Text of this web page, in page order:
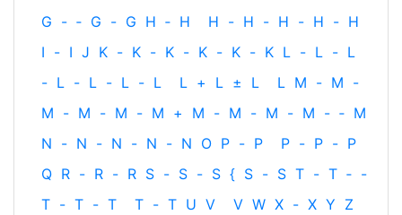
G - ‐ G - G H ‐ H H - H - H - H - H
I - I J K - K - K - K - K - K L - L - L
- L - L - L - L L + L ± L L M - M -
M - M - M - M + M - M - M - M - ‐ M
N - N - N - N - N O P - P P - P - P
Q R - R - R S - S - S { S - S T - T ‐ -
T - T - T T - T U V V W X - X Y Z